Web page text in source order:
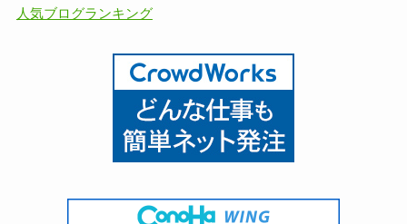
人気ブログランキング